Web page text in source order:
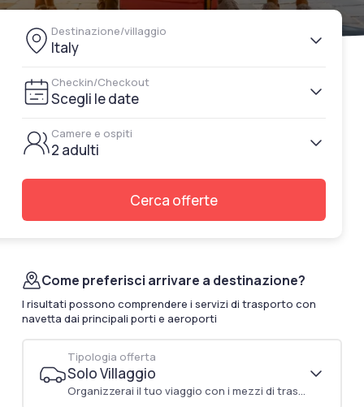
documenti di viaggio.
Destinazione/villaggio
Italy
Checkin/Checkout
Scegli le date
Camere e ospiti
2 adulti
Cerca offerte
Come preferisci arrivare a destinazione?
I risultati possono comprendere i servizi di trasporto con
navetta dai principali porti e aeroporti
Tipologia offerta
Solo Villaggio
Organizzerai il tuo viaggio con i mezzi di trasporto che preferisci